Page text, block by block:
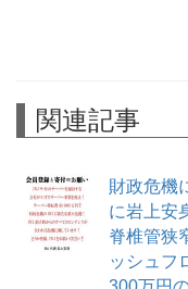
関連記事
財政危機
に岩上安
脊椎管狭
ッシュフ